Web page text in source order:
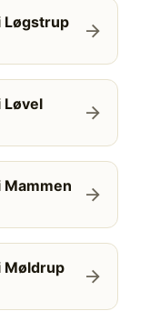
Løgstrup arrow_forward
arrow_forward
arrow_forward
Møldrup arrow_forward